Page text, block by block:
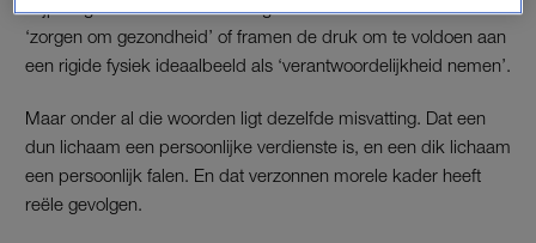
‘zorgen om gezondheid’ of framen de druk om te voldoen aan
een rigide fysiek ideaalbeeld als ‘verantwoordelijkheid nemen’.
Maar onder al die woorden ligt dezelfde misvatting. Dat een
dun lichaam een persoonlijke verdienste is, en een dik lichaam
een persoonlijk falen. En dat verzonnen morele kader heeft
reële gevolgen.